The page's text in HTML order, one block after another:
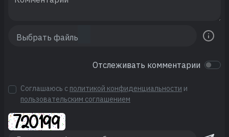
Отслеживать комментарии
Соглашаюсь с политикой конфиденциальности и
пользовательским соглашением